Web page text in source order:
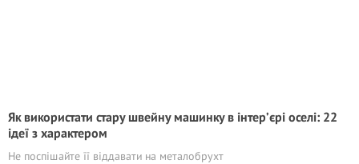
Як використати стару швейну машинку в інтер’єрі оселі: 22
ідеї з характером
Не поспішайте її віддавати на металобрухт